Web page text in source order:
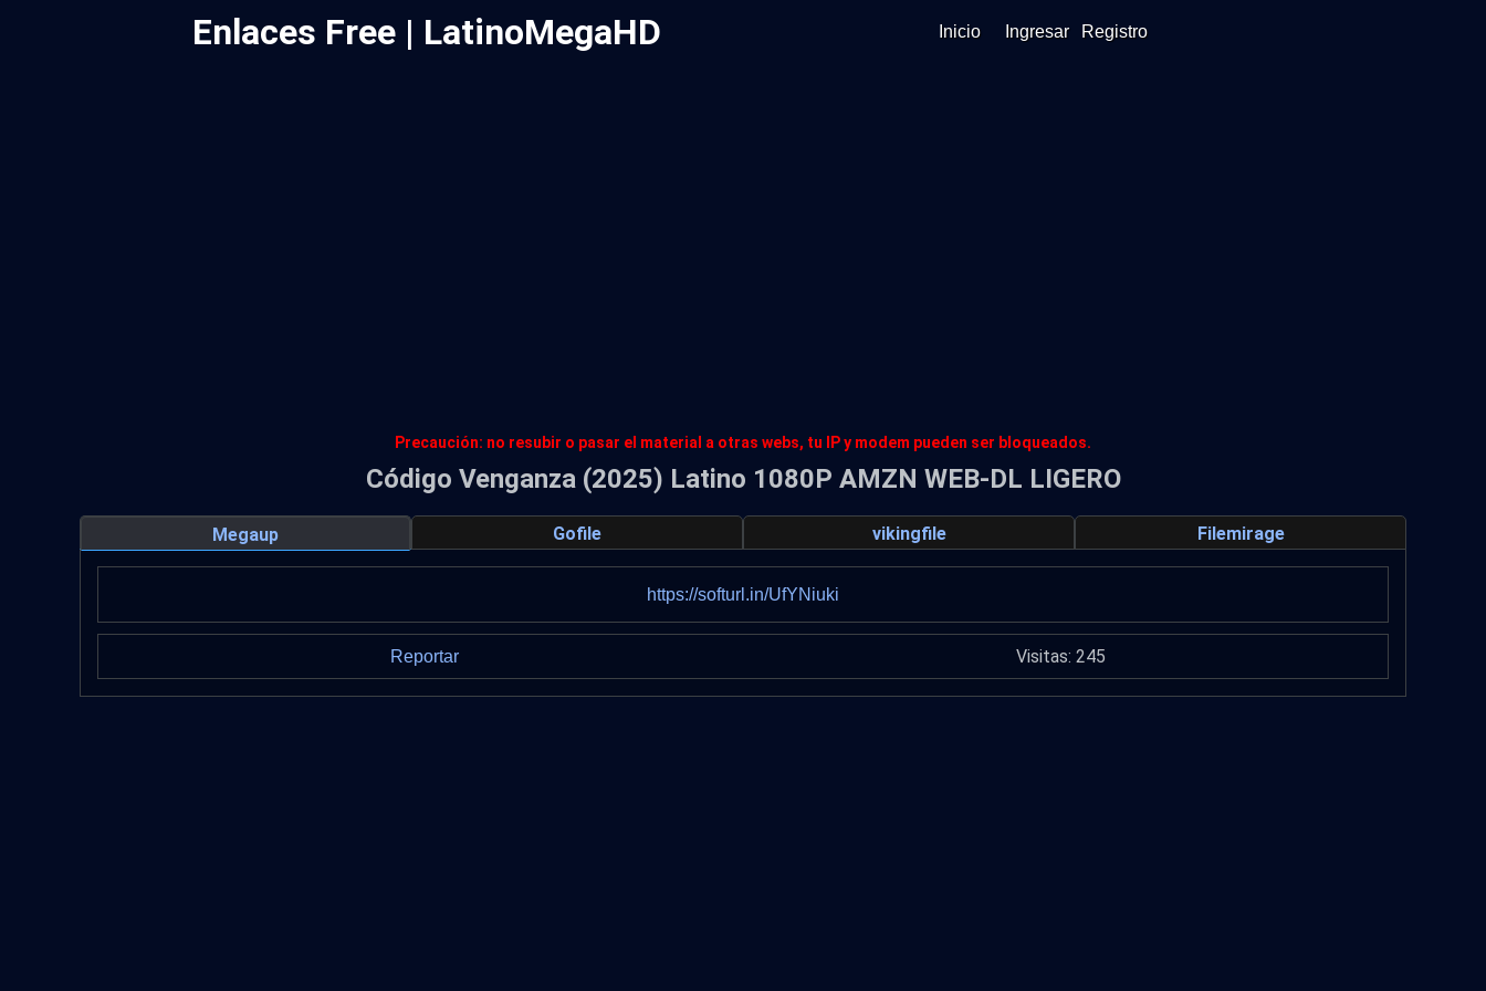
Enlaces Free | LatinoMegaHD Inicio Ingresar Registro
Precaución: no resubir o pasar el material a otras webs, tu IP y modem pueden ser bloqueados.
Código Venganza (2025) Latino 1080P AMZN WEB-DL LIGERO
Megaup Gofile vikingfile Filemirage
https://softurl.in/UfYNiuki
Reportar Visitas: 245